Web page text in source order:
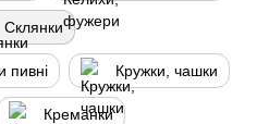
Склянки
пивні Кружки, чашки
Креманки